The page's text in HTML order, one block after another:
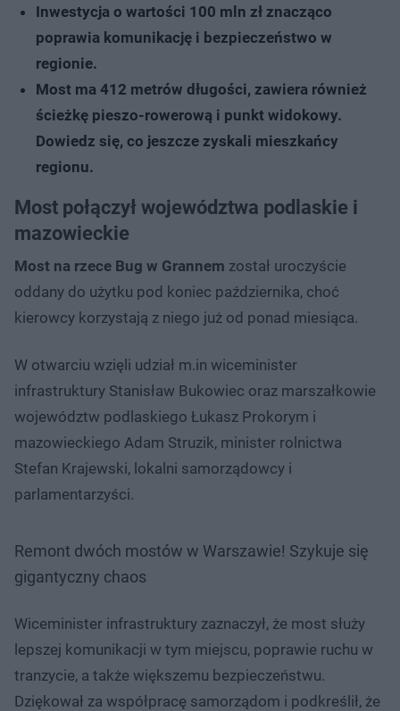
Inwestycja o wartości 100 mln zł znacząco
poprawia komunikację i bezpieczeństwo w
regionie.
Most ma 412 metrów długości, zawiera również
ścieżkę pieszo-rowerową i punkt widokowy.
Dowiedz się, co jeszcze zyskali mieszkańcy
regionu.
Most połączył województwa podlaskie i
mazowieckie
Most na rzece Bug w Grannem został uroczyście
oddany do użytku pod koniec października, choć
kierowcy korzystają z niego już od ponad miesiąca.
W otwarciu wzięli udział m.in wiceminister
infrastruktury Stanisław Bukowiec oraz marszałkowie
województw podlaskiego Łukasz Prokorym i
mazowieckiego Adam Struzik, minister rolnictwa
Stefan Krajewski, lokalni samorządowcy i
parlamentarzyści.
Remont dwóch mostów w Warszawie! Szykuje się
gigantyczny chaos
Wiceminister infrastruktury zaznaczył, że most służy
lepszej komunikacji w tym miejscu, poprawie ruchu w
tranzycie, a także większemu bezpieczeństwu.
Dziękował za współpracę samorządom i podkreślił, że